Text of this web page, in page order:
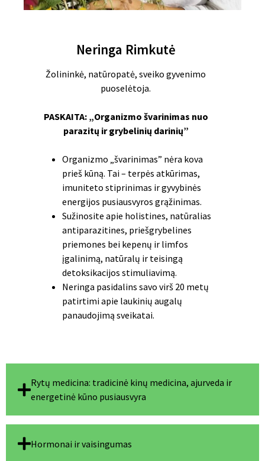
Neringa Rimkutė
Žolininkė, natūropatė, sveiko gyvenimo
puoselėtoja.
PASKAITA: „Organizmo švarinimas nuo
parazitų ir grybelinių darinių”
Organizmo „švarinimas” nėra kova
prieš kūną. Tai – terpės atkūrimas,
imuniteto stiprinimas ir gyvybinės
energijos pusiausvyros grąžinimas.
Sužinosite apie holistines, natūralias
antiparazitines, priešgrybelines
priemones bei kepenų ir limfos
įgalinimą, natūralų ir teisingą
detoksikacijos stimuliavimą.
Neringa pasidalins savo virš 20 metų
patirtimi apie laukinių augalų
panaudojimą sveikatai.
Rytų medicina: tradicinė kinų medicina, ajurveda ir
energetinė kūno pusiausvyra
Hormonai ir vaisingumas